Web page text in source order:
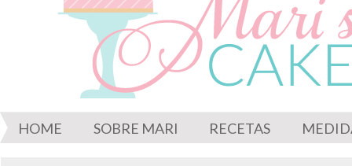
HOME SOBRE MARI RECETAS